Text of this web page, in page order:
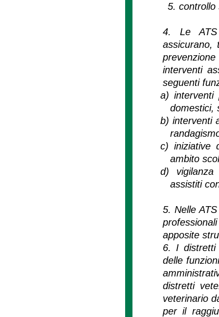
5.controllo
4. Le ATS
assicurano,
interventi
seguenti
a) interventi
domestici,
b)interventi
c)iniziative
ambito
d)
assistiti
5. Nelle
apposite
6. I distretti
delle
distretti
veterinario
per il